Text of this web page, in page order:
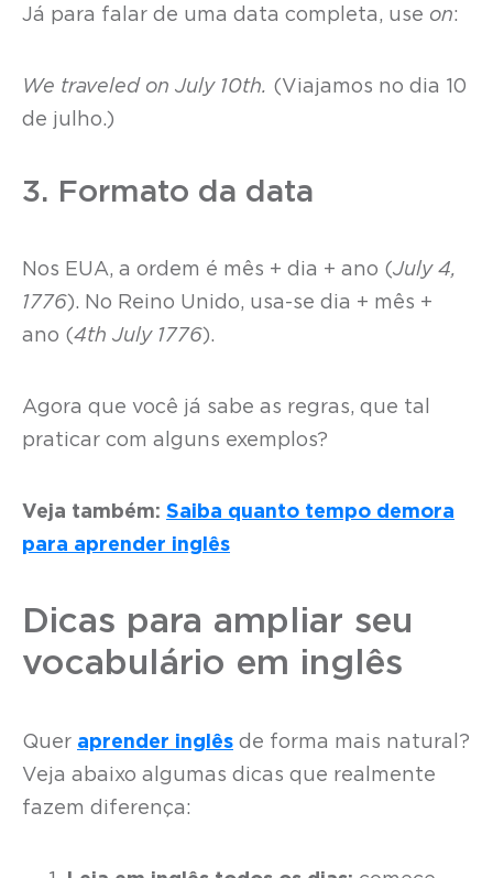
Já para falar de uma data completa, use on:
We traveled on July 10th. (Viajamos no dia 10
de julho.)
3. Formato da data
Nos EUA, a ordem é mês + dia + ano (July 4,
1776). No Reino Unido, usa-se dia + mês +
ano (4th July 1776).
Agora que você já sabe as regras, que tal
praticar com alguns exemplos?
Veja também: Saiba quanto tempo demora
para aprender inglês
Dicas para ampliar seu
vocabulário em inglês
Quer aprender inglês de forma mais natural?
Veja abaixo algumas dicas que realmente
fazem diferença: